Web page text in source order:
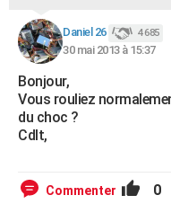
Dictionnaire
Biographies
Citations
Expressions
Proverbes
PROGRAMME TV
COPAINS D'AVANT
S'inscrire
Se connecter
Lycées
Collèges
Primaires
Universités
Entreprises
Service militaire
Avis de recherche
AVIS DE DÉCÈS
Bricolage
Lifestyle
Culture
Sport
Auto
Television
Voyage
Cinema
Daniel 26 4 685
30 mai 2013 à 15:37
Bonjour,
Vous rouliez
du choc ?
Cdlt,
Commenter 0